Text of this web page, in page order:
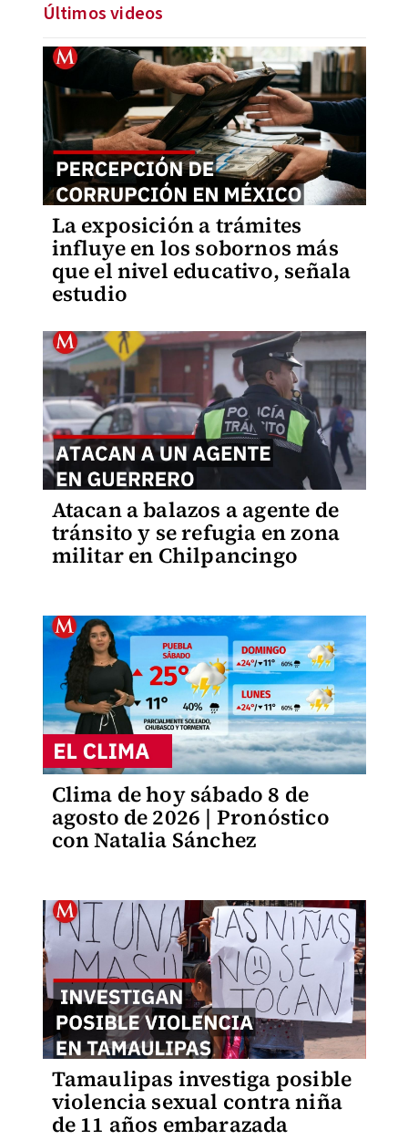
Últimos videos
La exposición a trámites
influye en los sobornos más
que el nivel educativo, señala
estudio
Atacan a balazos a agente de
tránsito y se refugia en zona
militar en Chilpancingo
Clima de hoy sábado 8 de
agosto de 2026 | Pronóstico
con Natalia Sánchez
Tamaulipas investiga posible
violencia sexual contra niña
de 11 años embarazada